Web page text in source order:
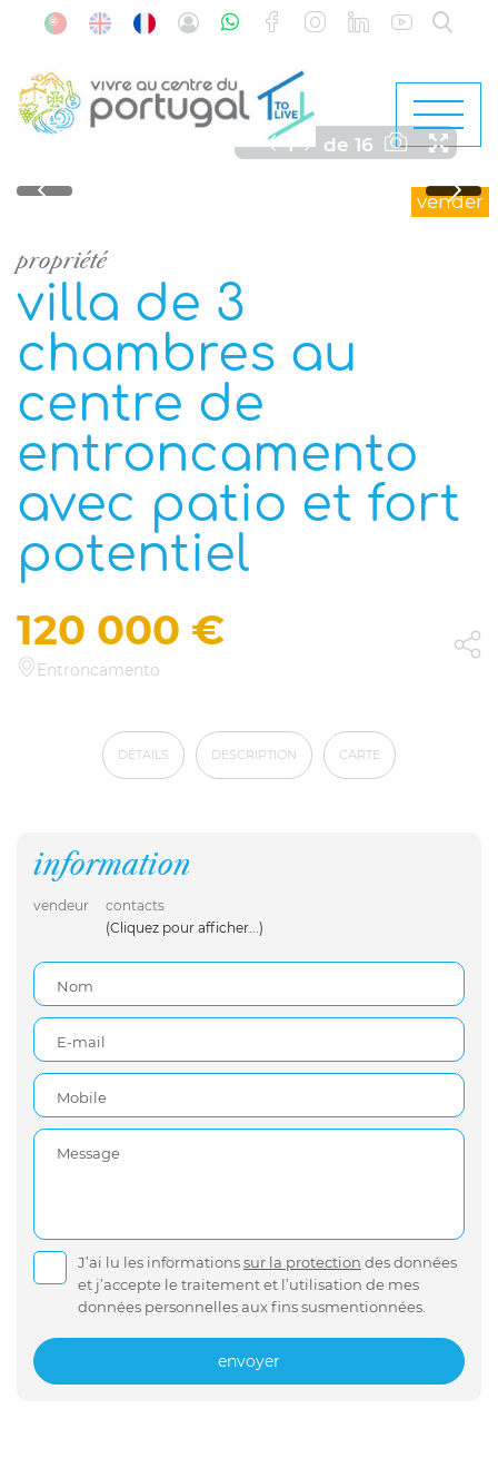
1 de 16
vender
propriété
villa de 3
chambres au
centre de
entroncamento
avec patio et fort
potentiel
120 000 €
Entroncamento
DÉTAILS DESCRIPTION CARTE
information
vendeur
contacts
(Cliquez pour afficher...)
Nom
E-mail
Mobile
Message
J’ai lu les informationssur la protection des données
et j’accepte le traitement et l’utilisation de mes
données personnelles aux fins susmentionnées.
envoyer